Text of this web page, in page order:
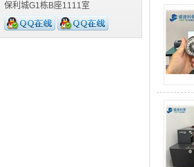
保利城G1栋B座1111室